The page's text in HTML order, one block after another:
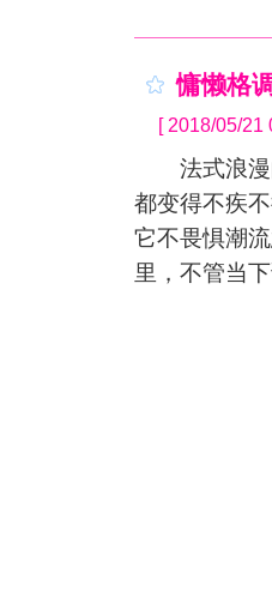
慵懒格
[ 2018/05/21
法式浪漫
都变得不疾
它不畏惧潮
里，不管当